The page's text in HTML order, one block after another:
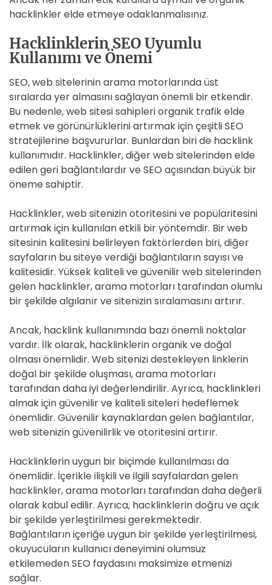
hacklinkler elde etmeye odaklanmalısınız.
Hacklinklerin SEO Uyumlu
Kullanımı ve Önemi
SEO, web sitelerinin arama motorlarında üst
sıralarda yer almasını sağlayan önemli bir etkendir.
Bu nedenle, web sitesi sahipleri organik trafik elde
etmek ve görünürlüklerini artırmak için çeşitli SEO
stratejilerine başvururlar. Bunlardan biri de hacklink
kullanımıdır. Hacklinkler, diğer web sitelerinden elde
edilen geri bağlantılardır ve SEO açısından büyük bir
öneme sahiptir.
Hacklinkler, web sitenizin otoritesini ve popülaritesini
artırmak için kullanılan etkili bir yöntemdir. Bir web
sitesinin kalitesini belirleyen faktörlerden biri, diğer
sayfaların bu siteye verdiği bağlantıların sayısı ve
kalitesidir. Yüksek kaliteli ve güvenilir web sitelerinden
gelen hacklinkler, arama motorları tarafından olumlu
bir şekilde algılanır ve sitenizin sıralamasını artırır.
Ancak, hacklink kullanımında bazı önemli noktalar
vardır. İlk olarak, hacklinklerin organik ve doğal
olması önemlidir. Web sitenizi destekleyen linklerin
doğal bir şekilde oluşması, arama motorları
tarafından daha iyi değerlendirilir. Ayrıca, hacklinkleri
almak için güvenilir ve kaliteli siteleri hedeflemek
önemlidir. Güvenilir kaynaklardan gelen bağlantılar,
web sitenizin güvenilirlik ve otoritesini artırır.
Hacklinklerin uygun bir biçimde kullanılması da
önemlidir. İçerikle ilişkili ve ilgili sayfalardan gelen
hacklinkler, arama motorları tarafından daha değerli
olarak kabul edilir. Ayrıca, hacklinklerin doğru ve açık
bir şekilde yerleştirilmesi gerekmektedir.
Bağlantıların içeriğe uygun bir şekilde yerleştirilmesi,
okuyucuların kullanıcı deneyimini olumsuz
etkilemeden SEO faydasını maksimize etmenizi
sağlar.